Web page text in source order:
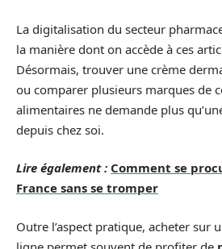
La digitalisation du secteur
la manière dont on accède à ces
Désormais, trouver une crème
ou comparer plusieurs marques de
alimentaires ne demande plus
depuis chez soi.
Lire également : Comment se
France sans se tromper
Outre l’aspect pratique, acheter sur